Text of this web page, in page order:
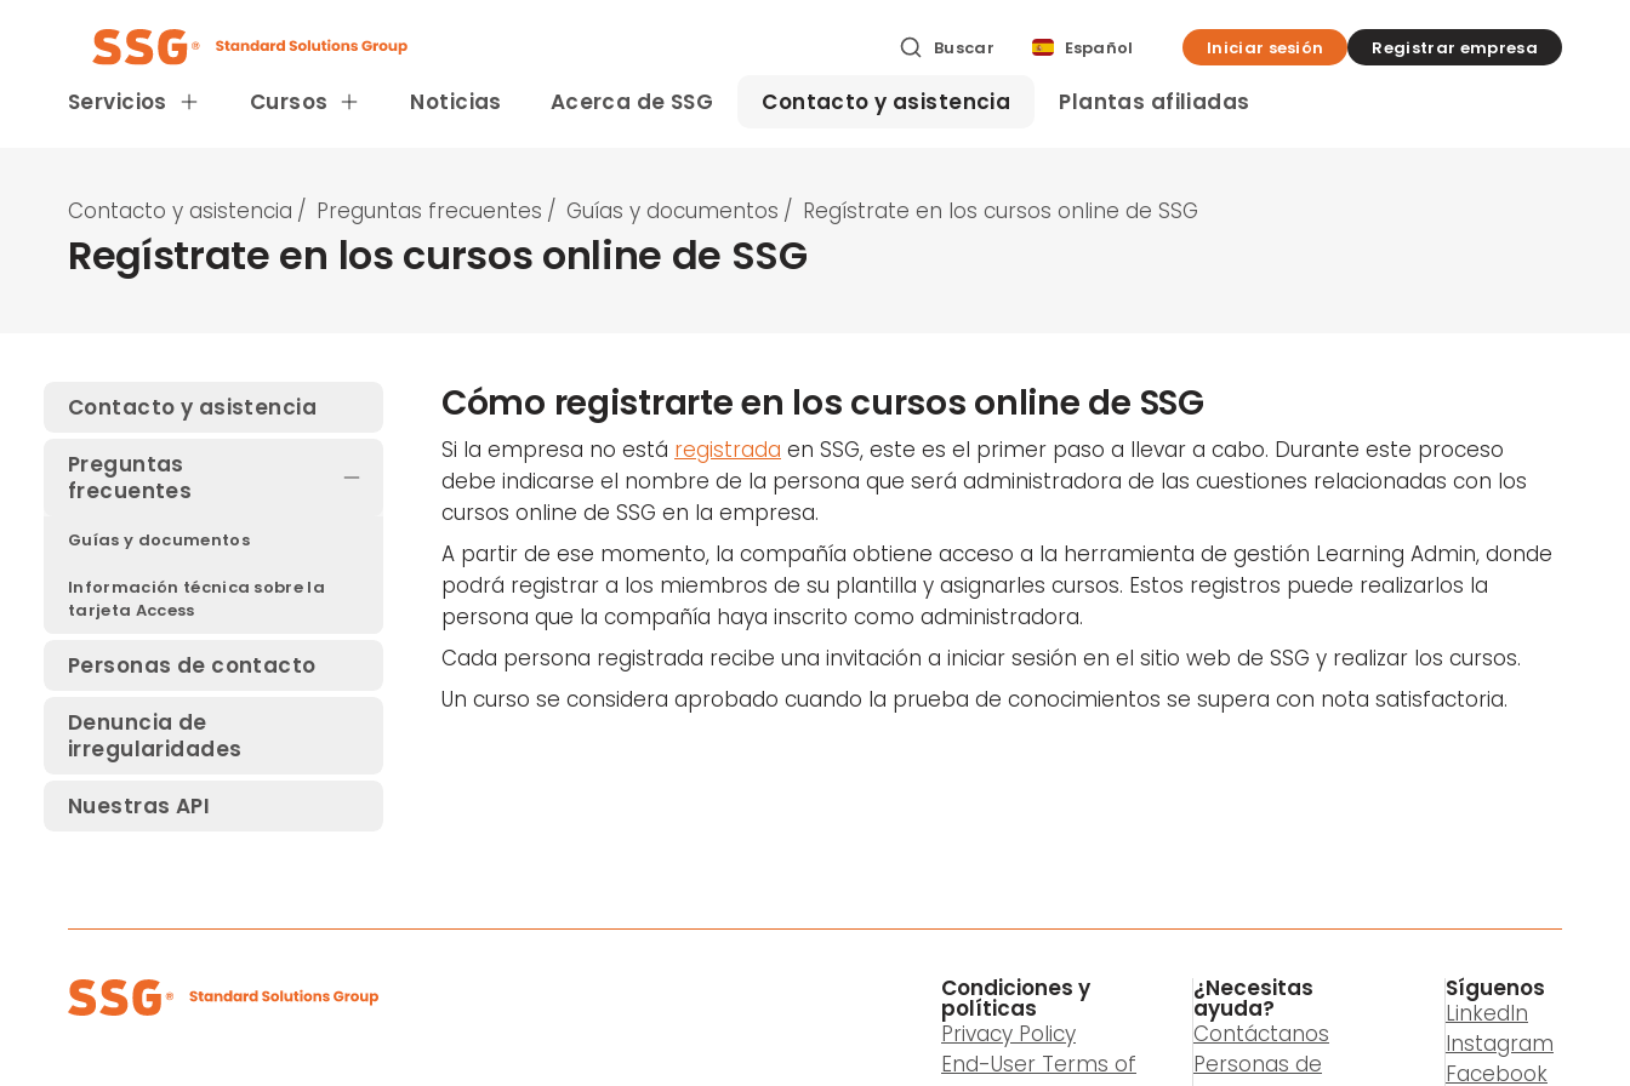
Buscar Español Iniciar sesión Registrar empresa
Servicios Cursos Noticias Acerca de SSG Contacto y asistencia Plantas afiliadas
Contacto y asistencia / Preguntas frecuentes / Guías y documentos / Regístrate en los cursos online de SSG
Regístrate en los cursos online de SSG
Contacto y asistencia
Preguntas
frecuentes
Guías y documentos
Información técnica sobre la
tarjeta Access
Personas de contacto
Denuncia de
irregularidades
Nuestras API
Cómo registrarte en los cursos online de SSG
Si la empresa no está registrada en SSG, este es el primer paso a llevar a cabo. Durante este proceso
debe indicarse el nombre de la persona que será administradora de las cuestiones relacionadas con los
cursos online de SSG en la empresa.
A partir de ese momento, la compañía obtiene acceso a la herramienta de gestión Learning Admin, donde
podrá registrar a los miembros de su plantilla y asignarles cursos. Estos registros puede realizarlos la
persona que la compañía haya inscrito como administradora.
Cada persona registrada recibe una invitación a iniciar sesión en el sitio web de SSG y realizar los cursos.
Un curso se considera aprobado cuando la prueba de conocimientos se supera con nota satisfactoria.
Condiciones y
políticas
Privacy Policy
End-User Terms of
¿Necesitas
ayuda?
Contáctanos
Personas de
Síguenos
LinkedIn
Instagram
Facebook